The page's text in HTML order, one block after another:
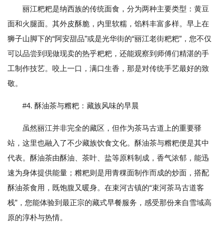
丽江粑粑是纳西族的传统面食，分为两种主要类型：黄豆
面和火腿面。其外皮酥脆，内里软糯，馅料丰富多样。早上在
狮子山脚下的“阿安甜品”或是光华街的“丽江老街粑粑”，您不仅
可以品尝到现做现卖的热乎粑粑，还能观察到师傅们精湛的手
工制作技艺。咬上一口，满口生香，那是对传统手艺最好的致
敬。
#4. 酥油茶与糌粑：藏族风味的早晨
虽然丽江并非完全的藏区，但作为茶马古道上的重要驿
站，这里也融入了不少藏族饮食文化。酥油茶与糌粑便是其中
代表。酥油茶由酥油、茶叶、盐等原料制成，香气浓郁，能迅
速为身体提供能量；糌粑则是用青稞面制作而成的炒面，搭配
酥油茶食用，既饱腹又暖身。在束河古镇的“束河茶马古道客
栈”，您能体验到最正宗的藏式早餐服务，感受那份来自雪域高
原的淳朴与热情。